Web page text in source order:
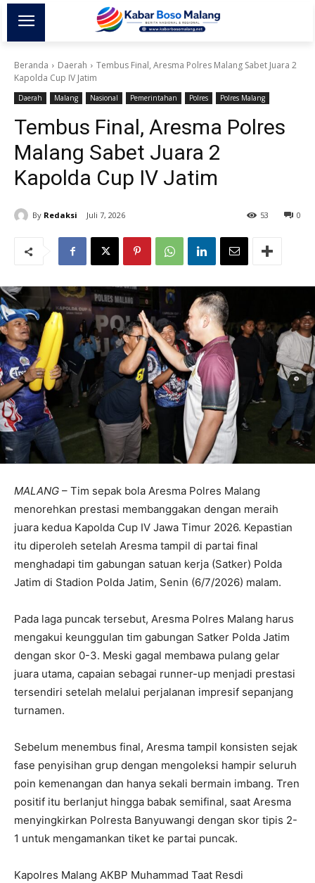
Beranda Daerah
Tembus Final, Aresma Polres Malang Sabet Juara 2
Kapolda Cup IV Jatim
Daerah Malang Nasional Pemerintahan Polres Polres Malang
Tembus Final, Aresma Polres
Malang Sabet Juara 2
Kapolda Cup IV Jatim
By Redaksi Juli 7, 2026 0
53
MALANG – Tim sepak bola Aresma Polres Malang
menorehkan prestasi membanggakan dengan meraih
juara kedua Kapolda Cup IV Jawa Timur 2026. Kepastian
itu diperoleh setelah Aresma tampil di partai final
menghadapi tim gabungan satuan kerja (Satker) Polda
Jatim di Stadion Polda Jatim, Senin (6/7/2026) malam.
Pada laga puncak tersebut, Aresma Polres Malang harus
mengakui keunggulan tim gabungan Satker Polda Jatim
dengan skor 0-3. Meski gagal membawa pulang gelar
juara utama, capaian sebagai runner-up menjadi prestasi
tersendiri setelah melalui perjalanan impresif sepanjang
turnamen.
Sebelum menembus final, Aresma tampil konsisten sejak
fase penyisihan grup dengan mengoleksi hampir seluruh
poin kemenangan dan hanya sekali bermain imbang. Tren
positif itu berlanjut hingga babak semifinal, saat Aresma
menyingkirkan Polresta Banyuwangi dengan skor tipis 2-
1 untuk mengamankan tiket ke partai puncak.
Kapolres Malang AKBP Muhammad Taat Resdi